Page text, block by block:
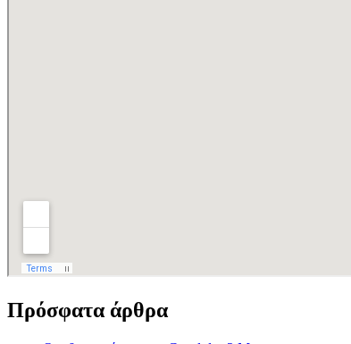
Πρόσφατα άρθρα